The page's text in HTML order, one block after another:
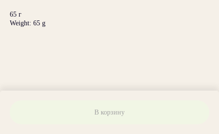
В корзину
65 г
Weight: 65 g